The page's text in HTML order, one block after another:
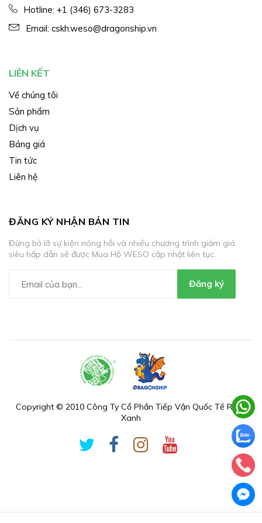
Hotline: +1 (346) 673-3283
Email: cskh.weso@dragonship.vn
LIÊN KẾT
Về chúng tôi
Sản phẩm
Dịch vụ
Bảng giá
Tin tức
Liên hệ
ĐĂNG KÝ NHẬN BẢN TIN
Đừng bỏ lỡ sự kiện nóng hổi và nhiều chương trình giảm giá
siêu hấp dẫn sẽ được Mua Hộ WESO cập nhật liên tục.
Đăng ký
Copyright © 2010 Công Ty Cổ Phần Tiếp Vận Quốc Tế Rồng
Xanh